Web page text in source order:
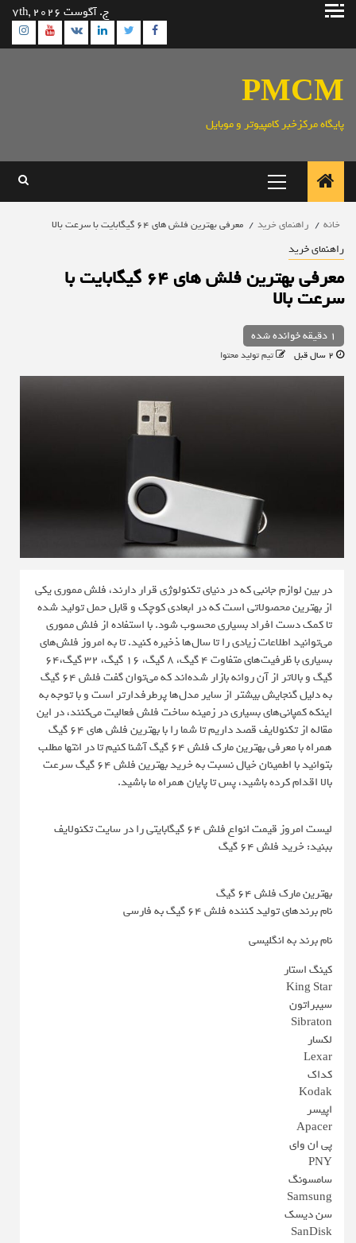
پرش
ج. آگوست 7th, 2026
Facebook
Twitter
Linkedin
VK
PMCM
پایگاه مرکزخبر کامپیوتر و موبایل
اصلی
خانه راهنمای خرید معرفی بهترین فلش های 64 گیگابایت با سرعت بالا
راهنمای خرید
معرفی بهترین فلش های 64 گیگابایت با
سرعت بالا
1 دقیقه خوانده شده
تیم تولید محتوا
در بین لوازم جانبی که در دنیای تکنولوژی قرار دارند، فلش مموری یکی
از بهترین محصولاتی است که در ابعادی کوچک و قابل حمل تولید شده
تا کمک دست افراد بسیاری محسوب شود. با استفاده از فلش مموری
می‌توانید اطلاعات زیادی را تا سال‌ها ذخیره کنید. تا به امروز فلش‌های
بسیاری با ظرفیت‌های متفاوت 4 گیگ، 8 گیگ، 16 گیگ، 32 گیگ،64
گیگ و بالاتر از آن روانه بازار شده‌اند که می‌توان گفت فلش 64 گیگ
به دلیل گنجایش بیشتر از سایر مدل‌ها پرطرفدارتر است و با توجه به
اینکه کمپانی‌های بسیاری در زمینه ساخت فلش فعالیت می‌کنند، در این
مقاله از تکنولایف قصد داریم تا شما را با بهترین فلش های 64 گیگ
همراه با معرفی بهترین مارک فلش 64 گیگ آشنا کنیم تا در انتها مطلب
بتوانید با اطمینان خیال نسبت به خرید بهترین فلش 64 گیگ سرعت
بالا اقدام کرده باشید، پس تا پایان همراه ما باشید.
لیست امروز قیمت انواع فلش 64 گیگابایتی را در سایت تکنولایف
ببنید: خرید فلش ۶۴ گیگ
بهترین مارک فلش 64 گیگ
نام برندهای تولید کننده فلش 64 گیگ به فارسی
نام برند به انگلیسی
کینگ استار
King Star
سیبراتون
Sibraton
لکسار
Lexar
کداک
Kodak
اپیسر
Apacer
پی ان وای
PNY
سامسونگ
Samsung
سن دیسک
SanDisk